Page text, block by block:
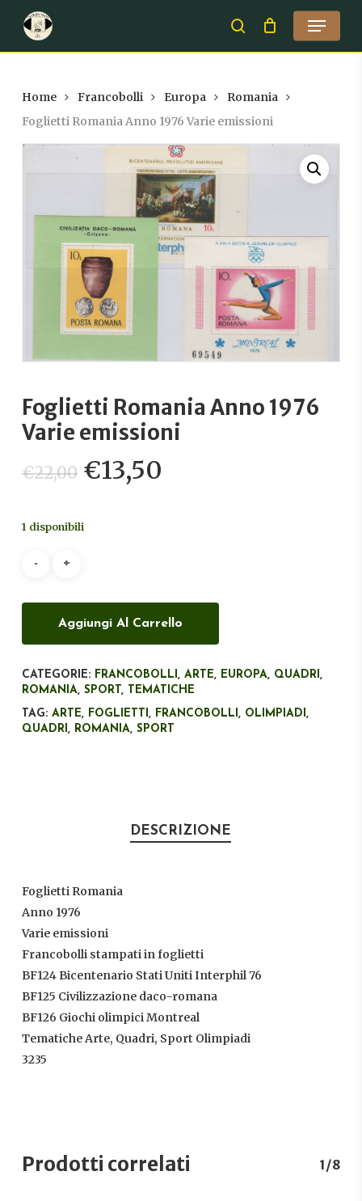
main
search
Menu
Home Francobolli Europa
Romania
Foglietti Romania Anno 1976 Varie emissioni
Foglietti Romania Anno 1976
Varie emissioni
€22,00 Il
prezzo
originale
€13,50
1 disponibili
Aggiungi Al Carrello
CATEGORIE: FRANCOBOLLI , ARTE, EUROPA, QUADRI ,
ROMANIA, SPORT, TEMATICHE
TAG: ARTE, FOGLIETTI , FRANCOBOLLI , OLIMPIADI ,
QUADRI , ROMANIA, SPORT
DESCRIZIONE
Foglietti Romania
Anno 1976
Varie emissioni
Francobolli stampati in foglietti
BF124 Bicentenario Stati Uniti Interphil 76
BF125 Civilizzazione daco-romana
BF126 Giochi olimpici Montreal
Tematiche Arte, Quadri, Sport Olimpiadi
3235
Prodotti correlati 1/8
Close